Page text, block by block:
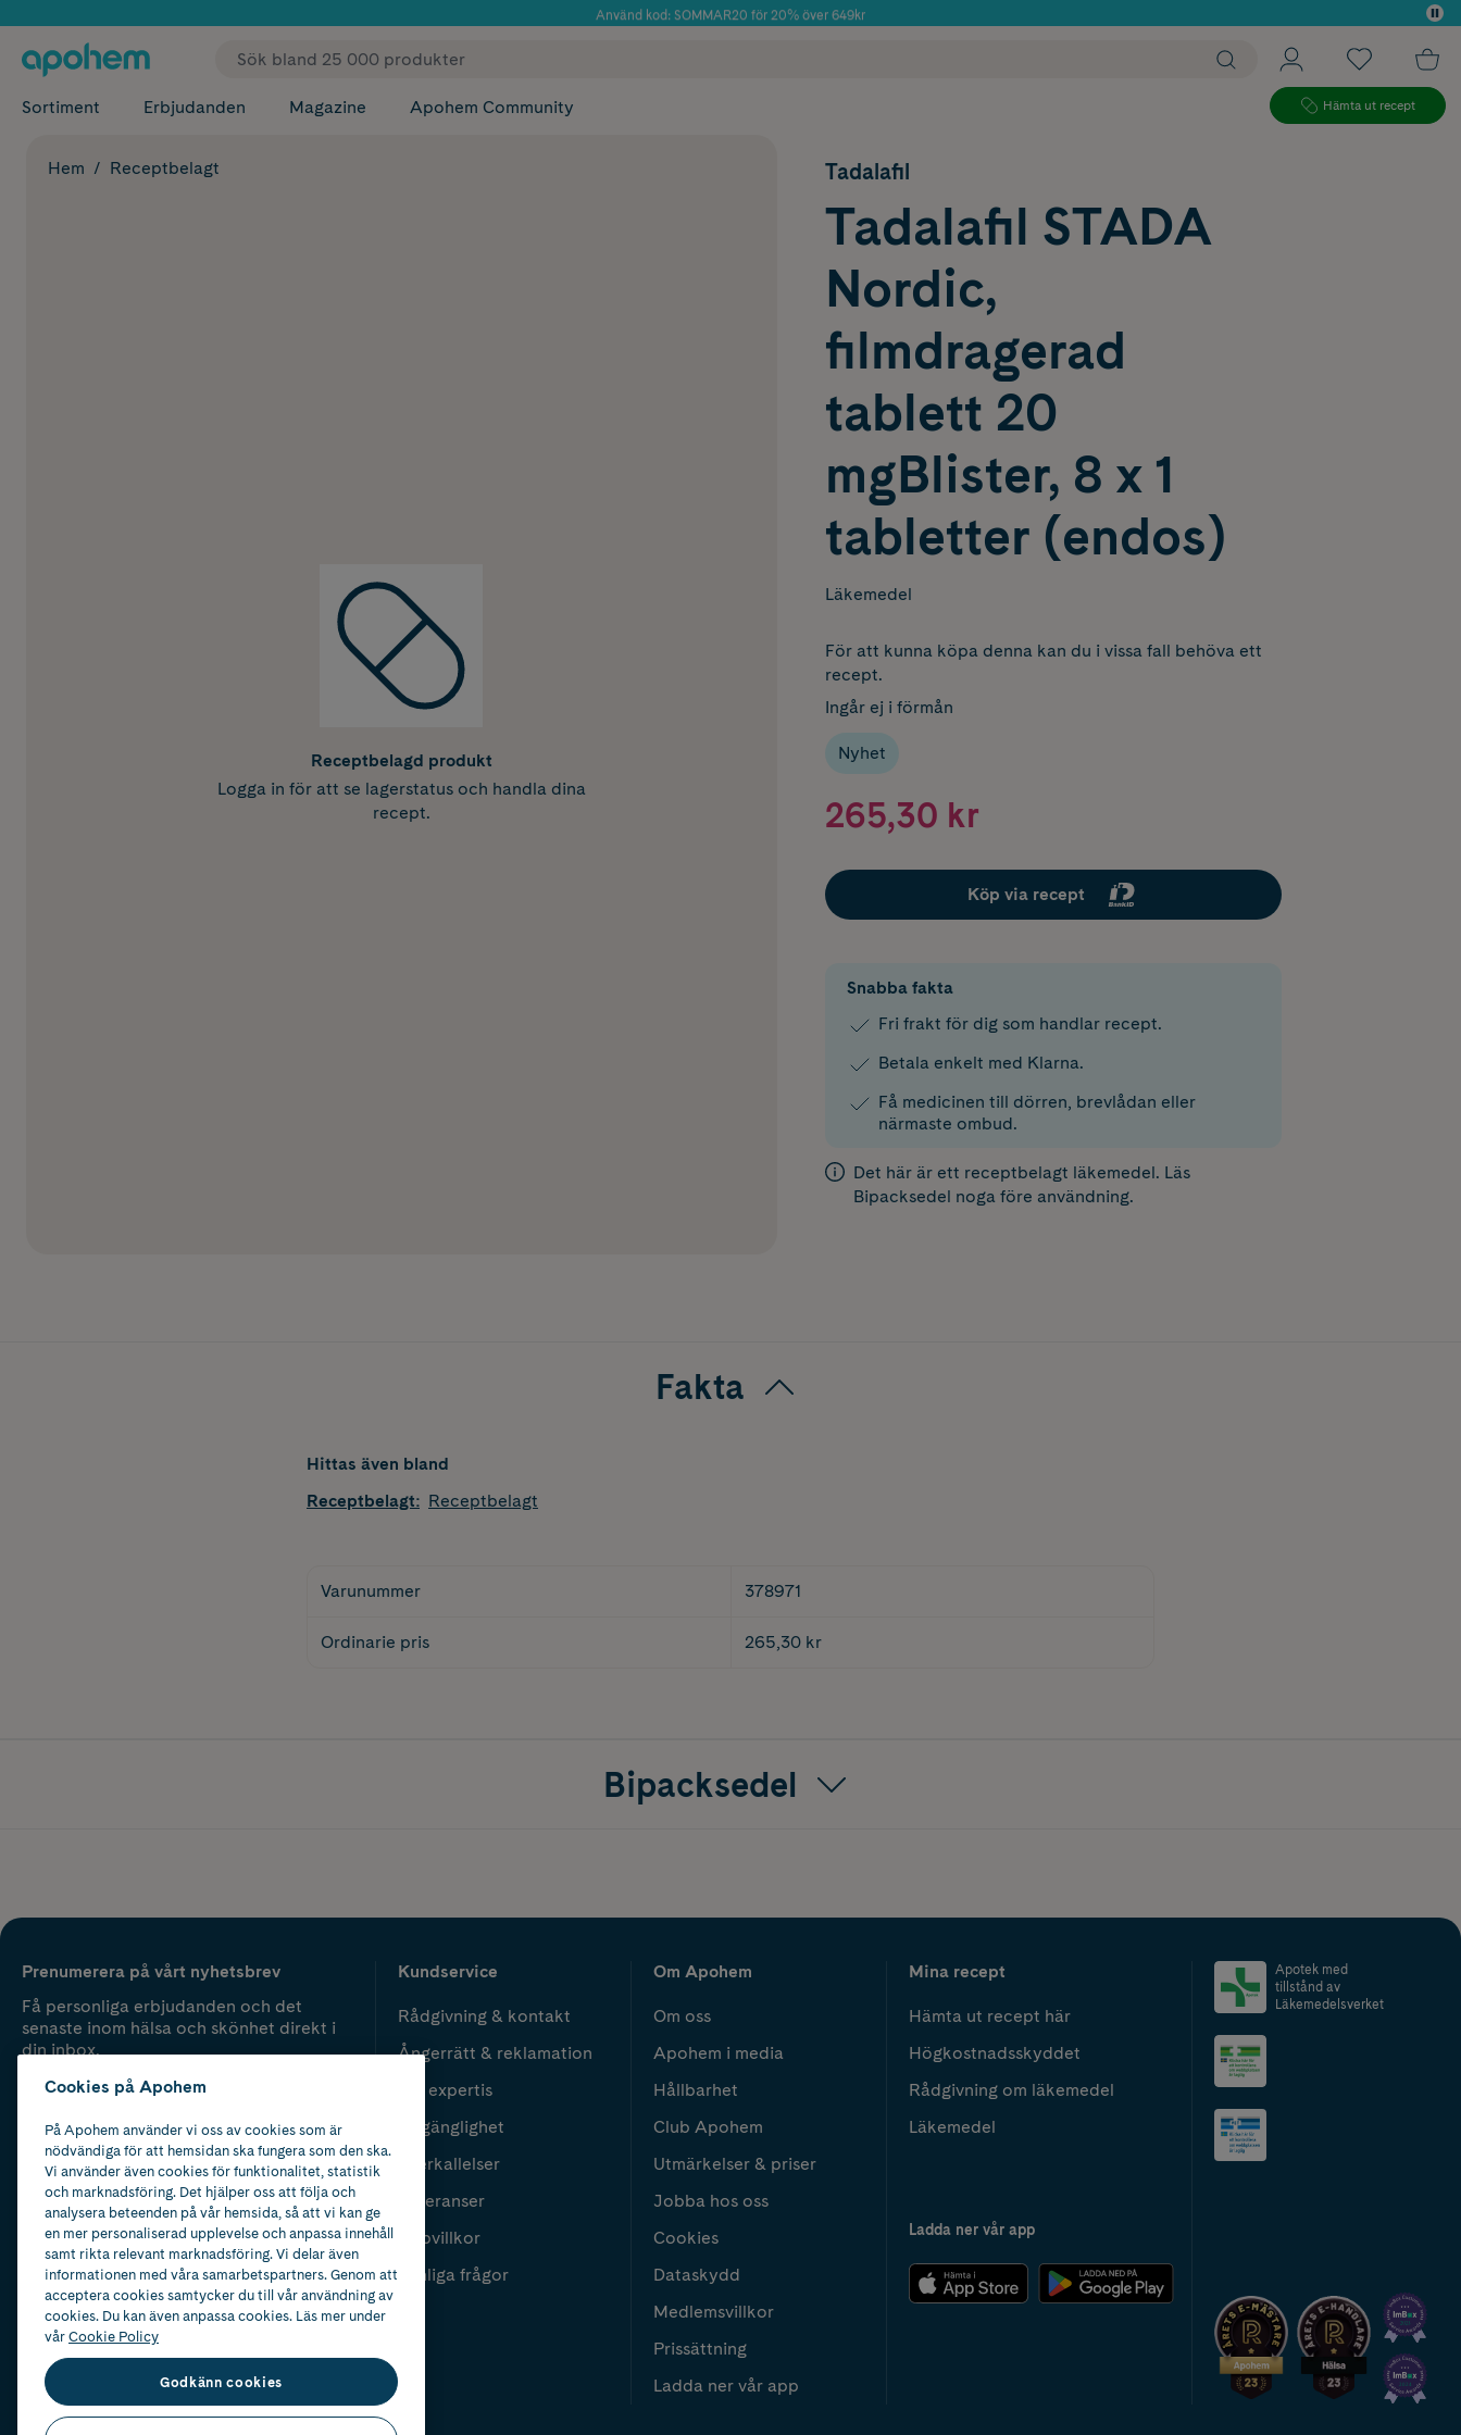
Använd kod: SOMMAR20 för 20% över 649kr
✓ Fri frakt
Sortiment Erbjudanden Magazine Apohem Community Hämta ut recept
Hem Receptbelagt
Receptbelagd produkt
Logga in för att se lagerstatus och handla dina
recept.
Tadalafil
Tadalafil STADA
Nordic,
filmdragerad
tablett 20
mgBlister, 8 x 1
tabletter (endos)
Läkemedel
För att kunna köpa denna kan du i vissa fall behöva ett
recept.
Ingår ej i förmån
Nyhet
265,30 kr
Köp via recept
Snabba fakta
Fri frakt för dig som handlar recept.
Betala enkelt med Klarna.
Få medicinen till dörren, brevlådan eller
närmaste ombud.
Det här är ett receptbelagt läkemedel. Läs
Bipacksedel noga före användning.
Fakta
Hittas även bland
Receptbelagt: Receptbelagt
Varunummer 378971
Ordinarie pris 265,30 kr
Bipacksedel
Prenumerera på vårt nyhetsbrev
Få personliga erbjudanden och det
senaste inom hälsa och skönhet direkt i
din inbox.
Kundservice
Rådgivning & kontakt
Ångerrätt & reklamation
Vår expertis
Tillgänglighet
Återkallelser
Leveranser
Köpvillkor
Vanliga frågor
Om Apohem
Om oss
Apohem i media
Hållbarhet
Club Apohem
Utmärkelser & priser
Jobba hos oss
Cookies
Dataskydd
Medlemsvillkor
Prissättning
Ladda ner vår app
Mina recept
Hämta ut recept här
Högkostnadsskyddet
Rådgivning om läkemedel
Läkemedel
Ladda ner vår app
Apotek med
tillstånd av
Läkemedelsverket
2024
Cookies på Apohem
På Apohem använder vi oss av cookies som är
nödvändiga för att hemsidan ska fungera som den ska.
Vi använder även cookies för funktionalitet, statistik
och marknadsföring. Det hjälper oss att följa och
analysera beteenden på vår hemsida, så att vi kan ge
en mer personaliserad upplevelse och anpassa innehåll
samt rikta relevant marknadsföring. Vi delar även
informationen med våra samarbetspartners. Genom att
acceptera cookies samtycker du till vår användning av
cookies. Du kan även anpassa cookies. Läs mer under
vårCookie Policy
Godkänn cookies